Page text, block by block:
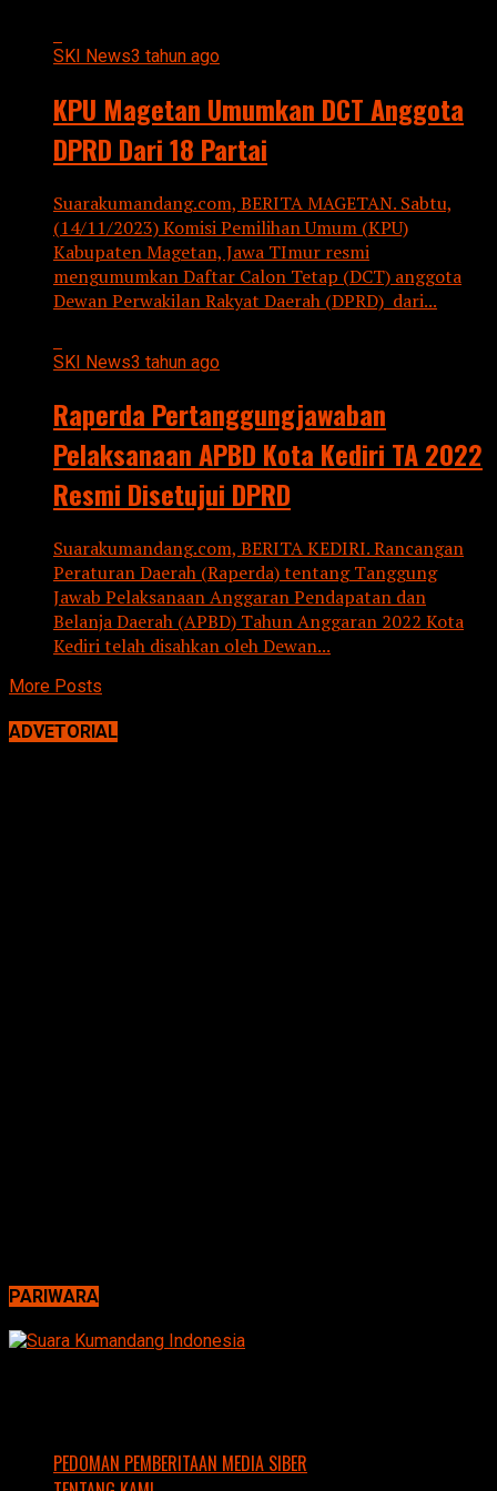
SKI News3 tahun ago
KPU Magetan Umumkan DCT Anggota
DPRD Dari 18 Partai
Suarakumandang.com, BERITA MAGETAN. Sabtu,
(14/11/2023) Komisi Pemilihan Umum (KPU)
Kabupaten Magetan, Jawa TImur resmi
mengumumkan Daftar Calon Tetap (DCT) anggota
Dewan Perwakilan Rakyat Daerah (DPRD) dari...
SKI News3 tahun ago
Raperda Pertanggungjawaban
Pelaksanaan APBD Kota Kediri TA 2022
Resmi Disetujui DPRD
Suarakumandang.com, BERITA KEDIRI. Rancangan
Peraturan Daerah (Raperda) tentang Tanggung
Jawab Pelaksanaan Anggaran Pendapatan dan
Belanja Daerah (APBD) Tahun Anggaran 2022 Kota
Kediri telah disahkan oleh Dewan...
More Posts
ADVETORIAL
PARIWARA
PEDOMAN PEMBERITAAN MEDIA SIBER